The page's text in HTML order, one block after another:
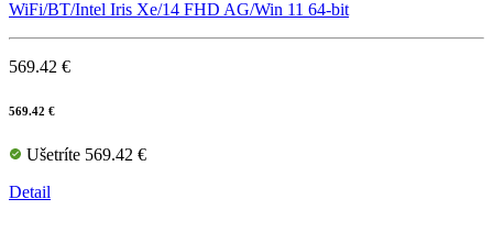
WiFi/BT/Intel Iris Xe/14 FHD AG/Win 11 64-bit
569.42 €
569.42 €
Ušetríte 569.42 €
Detail